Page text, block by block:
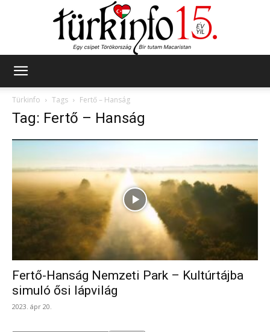
Türkinfo
Tags Fertő – Hanság
Tag: Fertő – Hanság
Fertő-Hanság Nemzeti Park – Kultúrtájba
simuló ősi lápvilág
2023. ápr 20.